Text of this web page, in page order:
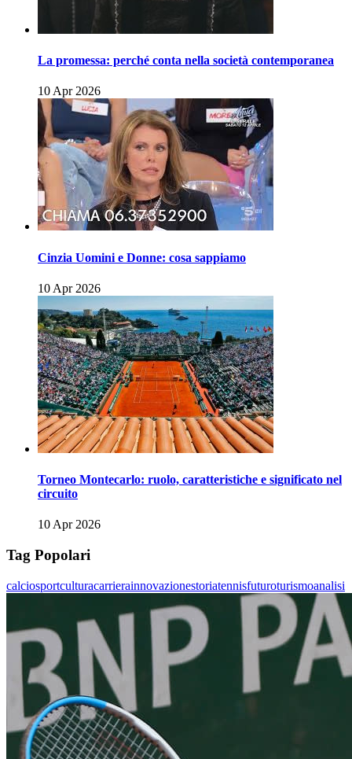
La promessa: perché conta nella società contemporanea
10 Apr 2026
Cinzia Uomini e Donne: cosa sappiamo
10 Apr 2026
Torneo Montecarlo: ruolo, caratteristiche e significato nel
circuito
10 Apr 2026
Tag Popolari
calciosportculturacarrierainnovazionestoriatennisfuturoturismoanalisi